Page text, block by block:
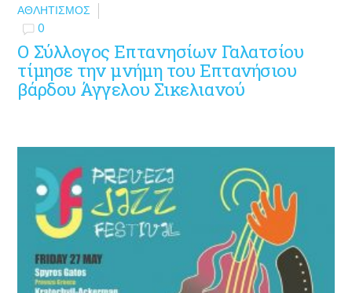
ΑΘΛΗΤΙΣΜΌΣ
0
Ο Σύλλογος Επτανησίων Γαλατσίου
τίμησε την μνήμη του Επτανήσιου
βάρδου Άγγελου Σικελιανού